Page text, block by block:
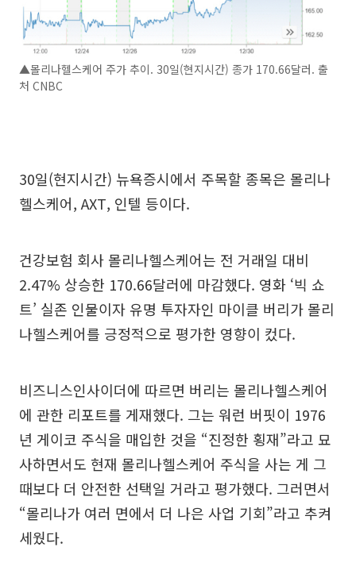
▲몰리나헬스케어 주가 추이. 30일(현지시간) 종가 170.66달러. 출
처 CNBC
30일(현지시간) 뉴욕증시에서 주목할 종목은 몰리나
헬스케어, AXT, 인텔 등이다.
건강보험 회사 몰리나헬스케어는 전 거래일 대비
2.47% 상승한 170.66달러에 마감했다. 영화 ‘빅 쇼
트’ 실존 인물이자 유명 투자자인 마이클 버리가 몰리
나헬스케어를 긍정적으로 평가한 영향이 컸다.
비즈니스인사이더에 따르면 버리는 몰리나헬스케어
에 관한 리포트를 게재했다. 그는 워런 버핏이 1976
년 게이코 주식을 매입한 것을 “진정한 횡재”라고 묘
사하면서도 현재 몰리나헬스케어 주식을 사는 게 그
때보다 더 안전한 선택일 거라고 평가했다. 그러면서
“몰리나가 여러 면에서 더 나은 사업 기회”라고 추켜
세웠다.